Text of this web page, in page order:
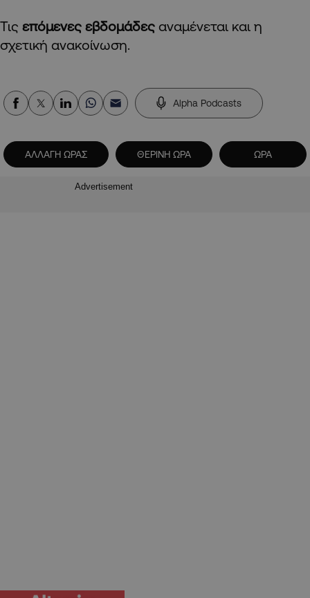
Τις επόμενες εβδομάδες αναμένεται και η
σχετική ανακοίνωση.
Alpha Podcasts
ΑΛΛΑΓΗ ΩΡΑΣ ΘΕΡΙΝΗ ΩΡΑ ΩΡΑ
Advertisement